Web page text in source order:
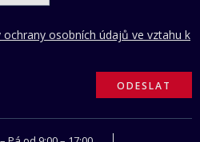
ochrany osobních údajů ve vztahu k